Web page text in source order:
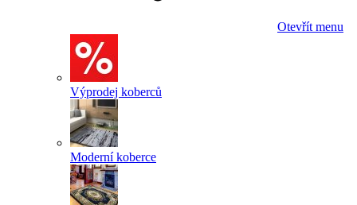
Otevřít menu
Výprodej koberců
Moderní koberce